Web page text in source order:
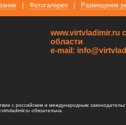
Фотогалерея Размещение
www.virtvladimir.ru
области
e-mail:
с российским и международным
обязательна.